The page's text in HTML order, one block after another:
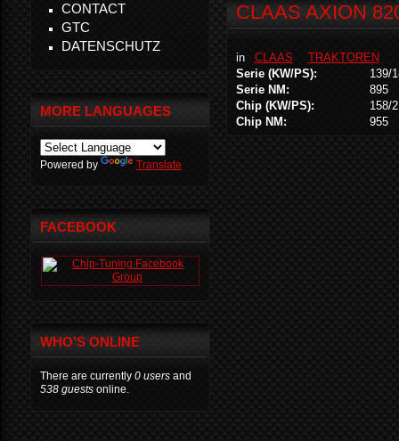
CLAAS AXION
in CLAAS
TRAKTOREN
Serie (KW/PS):
139/
Serie NM:
895
Chip (KW/PS):
158/
Chip NM:
955
CONTACT
GTC
DATENSCHUTZ
MORE LANGUAGES
Powered by Translate
FACEBOOK
WHO'S ONLINE
There are currently 0 users and
538 guests online.